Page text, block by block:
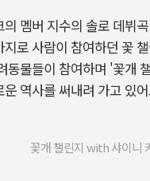
멤버 지수의 솔로 데뷔
지로 사람이 참여하던 꽃
동물들이 참여하며 '꽃개
운 역사를 써내려 가고 있
꽃개 챌린지 with 샤이니